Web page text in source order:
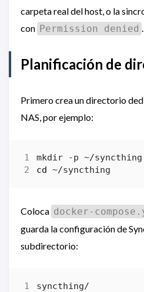
carpeta real del host, o la
con Permission denied .
Planificación de
Primero crea un directorio
NAS, por ejemplo:
cd
Coloca docker-
guarda la configuración de
subdirectorio: